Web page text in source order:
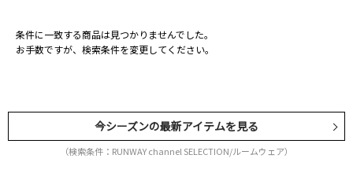
条件に一致する商品は見つかりませんでした。
お手数ですが、検索条件を変更してください。
今シーズンの最新アイテムを見る
（検索条件：RUNWAY channel SELECTION/ルームウェア）